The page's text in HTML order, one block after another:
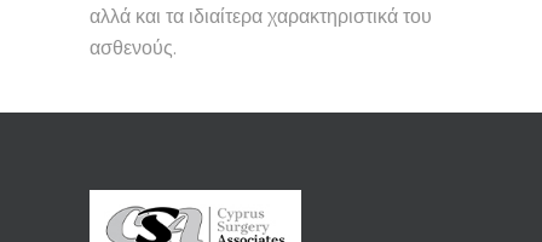
αλλά και τα ιδιαίτερα χαρακτηριστικά του
ασθενούς.